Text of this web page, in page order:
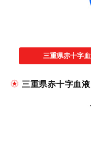
三重県赤十字
三重県赤十字血